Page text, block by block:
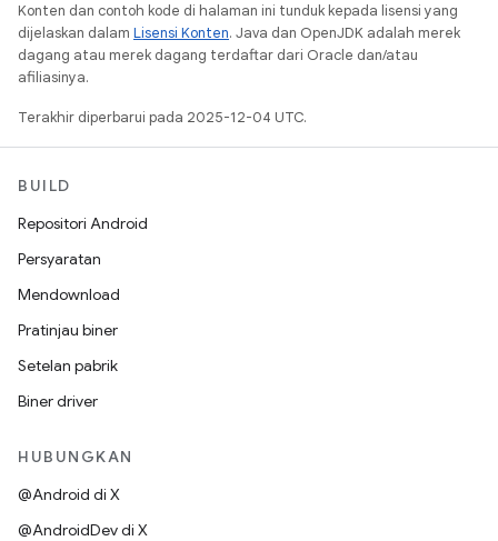
Konten dan contoh kode di halaman ini tunduk kepada lisensi yang
dijelaskan dalam Lisensi Konten. Java dan OpenJDK adalah merek
dagang atau merek dagang terdaftar dari Oracle dan/atau
afiliasinya.
Terakhir diperbarui pada 2025-12-04 UTC.
BUILD
Repositori Android
Persyaratan
Mendownload
Pratinjau biner
Setelan pabrik
Biner driver
HUBUNGKAN
@Android di X
@AndroidDev di X